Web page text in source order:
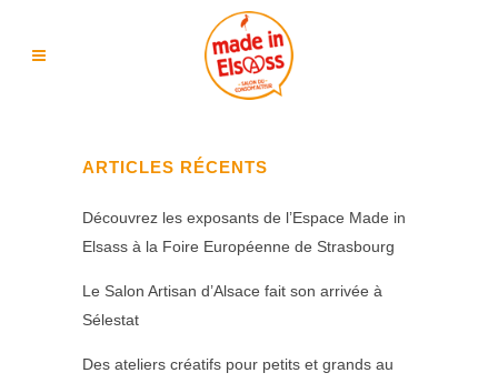
ARTICLES RÉCENTS
Découvrez les exposants de l’Espace Made in
Elsass à la Foire Européenne de Strasbourg
Le Salon Artisan d’Alsace fait son arrivée à
Sélestat
Des ateliers créatifs pour petits et grands au